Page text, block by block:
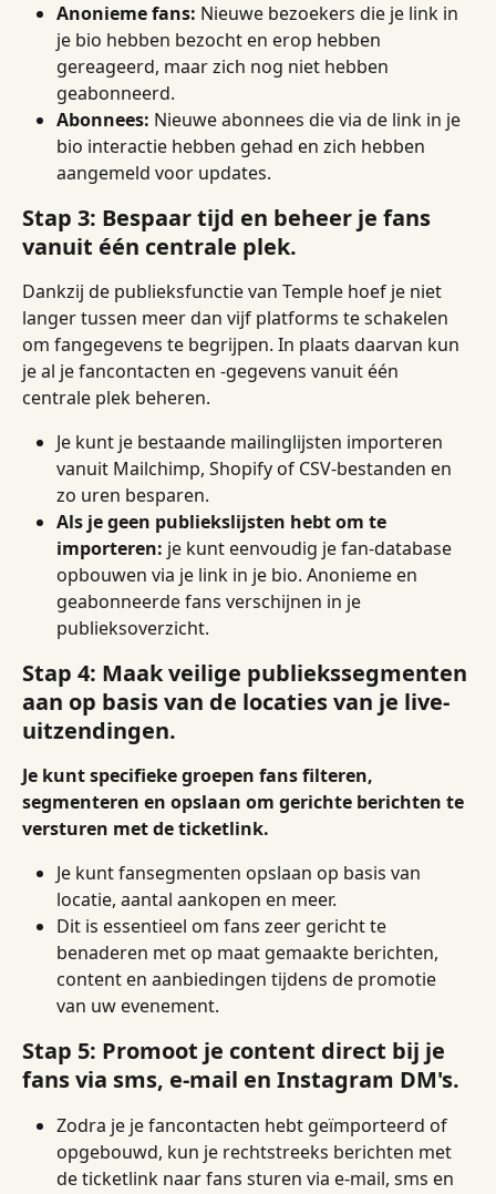
Anonieme fans: Nieuwe bezoekers die je link in
je bio hebben bezocht en erop hebben
gereageerd, maar zich nog niet hebben
geabonneerd.
Abonnees: Nieuwe abonnees die via de link in je
bio interactie hebben gehad en zich hebben
aangemeld voor updates.
Stap 3: Bespaar tijd en beheer je fans
vanuit één centrale plek.
Dankzij de publieksfunctie van Temple hoef je niet
langer tussen meer dan vijf platforms te schakelen
om fangegevens te begrijpen. In plaats daarvan kun
je al je fancontacten en -gegevens vanuit één
centrale plek beheren.
Je kunt je bestaande mailinglijsten importeren
vanuit Mailchimp, Shopify of CSV-bestanden en
zo uren besparen.
Als je geen publiekslijsten hebt om te
importeren: je kunt eenvoudig je fan-database
opbouwen via je link in je bio. Anonieme en
geabonneerde fans verschijnen in je
publieksoverzicht.
Stap 4: Maak veilige publiekssegmenten
aan op basis van de locaties van je live-
uitzendingen.
Je kunt specifieke groepen fans filteren,
segmenteren en opslaan om gerichte berichten te
versturen met de ticketlink.
Je kunt fansegmenten opslaan op basis van
locatie, aantal aankopen en meer.
Dit is essentieel om fans zeer gericht te
benaderen met op maat gemaakte berichten,
content en aanbiedingen tijdens de promotie
van uw evenement.
Stap 5: Promoot je content direct bij je
fans via sms, e-mail en Instagram DM's.
Zodra je je fancontacten hebt geïmporteerd of
opgebouwd, kun je rechtstreeks berichten met
de ticketlink naar fans sturen via e-mail, sms en